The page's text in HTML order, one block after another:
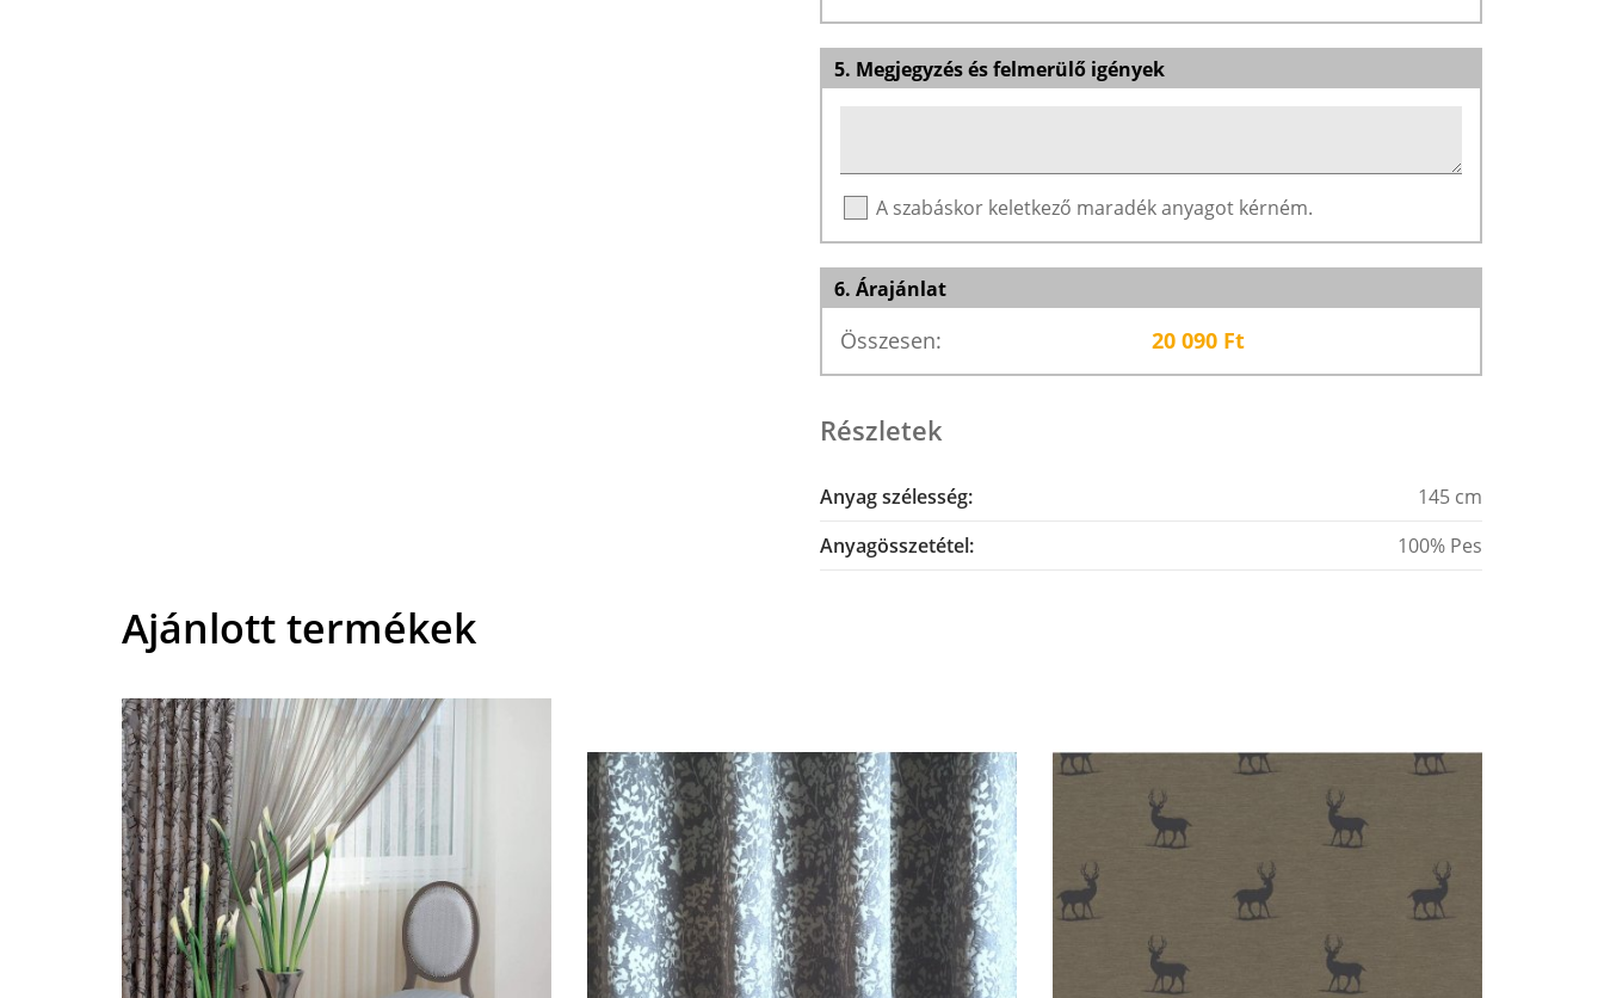
5. Megjegyzés és felmerülő igények
A szabáskor keletkező maradék anyagot kérném.
6. Árajánlat
Összesen: 20 090Ft
Részletek
Anyag szélesség:
145 cm
Anyagösszetétel:
100% Pes
Ajánlott termékek